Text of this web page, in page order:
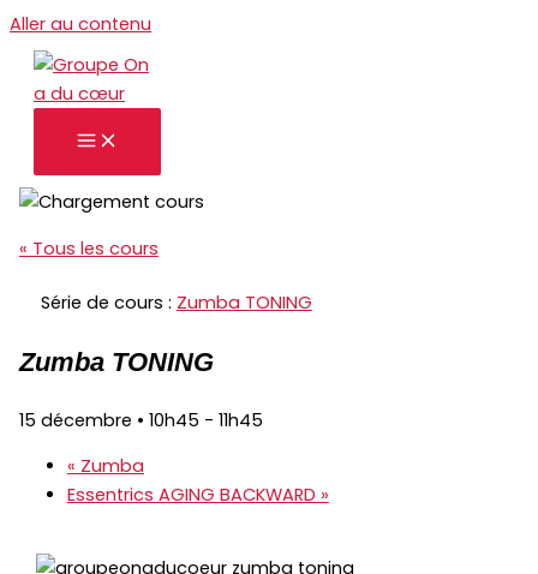
Aller au contenu
« Tous les cours
Série de cours : Zumba TONING
Zumba TONING
15 décembre • 10h45 - 11h45
« Zumba
Essentrics AGING BACKWARD »